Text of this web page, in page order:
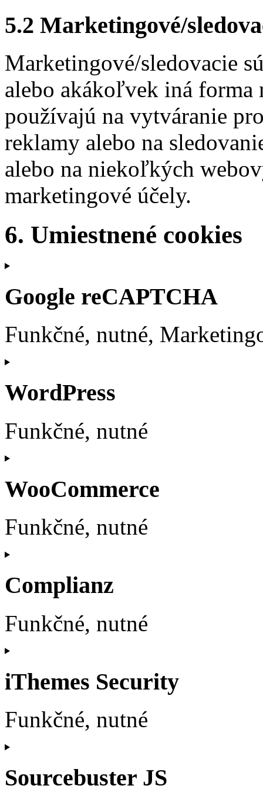
5.2 Marketingové/
Marketingové/sledovacie
alebo akákoľvek iná forma
používajú na vytváranie
reklamy alebo na
alebo na niekoľkých
marketingové účely.
6. Umiestnené cookies
Google reCAPTCHA
Funkčné, nutné,
Consent
service
google-
WordPress
Funkčné, nutné
Consent
wordpress
WooCommerce
Funkčné, nutné
Consent
woocommerce
Complianz
Funkčné, nutné
Consent
service
complianz
iThemes Security
Funkčné, nutné
Consent
ithemes-
security
Sourcebuster JS